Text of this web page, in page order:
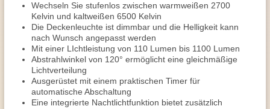
Wechseln Sie stufenlos zwischen warmweißen 2700
Kelvin und kaltweißen 6500 Kelvin
Die Deckenleuchte ist dimmbar und die Helligkeit kann
nach Wunsch angepasst werden
Mit einer LIchtleistung von 110 Lumen bis 1100 Lumen
Abstrahlwinkel von 120° ermöglicht eine gleichmäßige
Lichtverteilung
Ausgerüstet mit einem praktischen Timer für
automatische Abschaltung
Eine integrierte Nachtlichtfunktion bietet zusätzlich